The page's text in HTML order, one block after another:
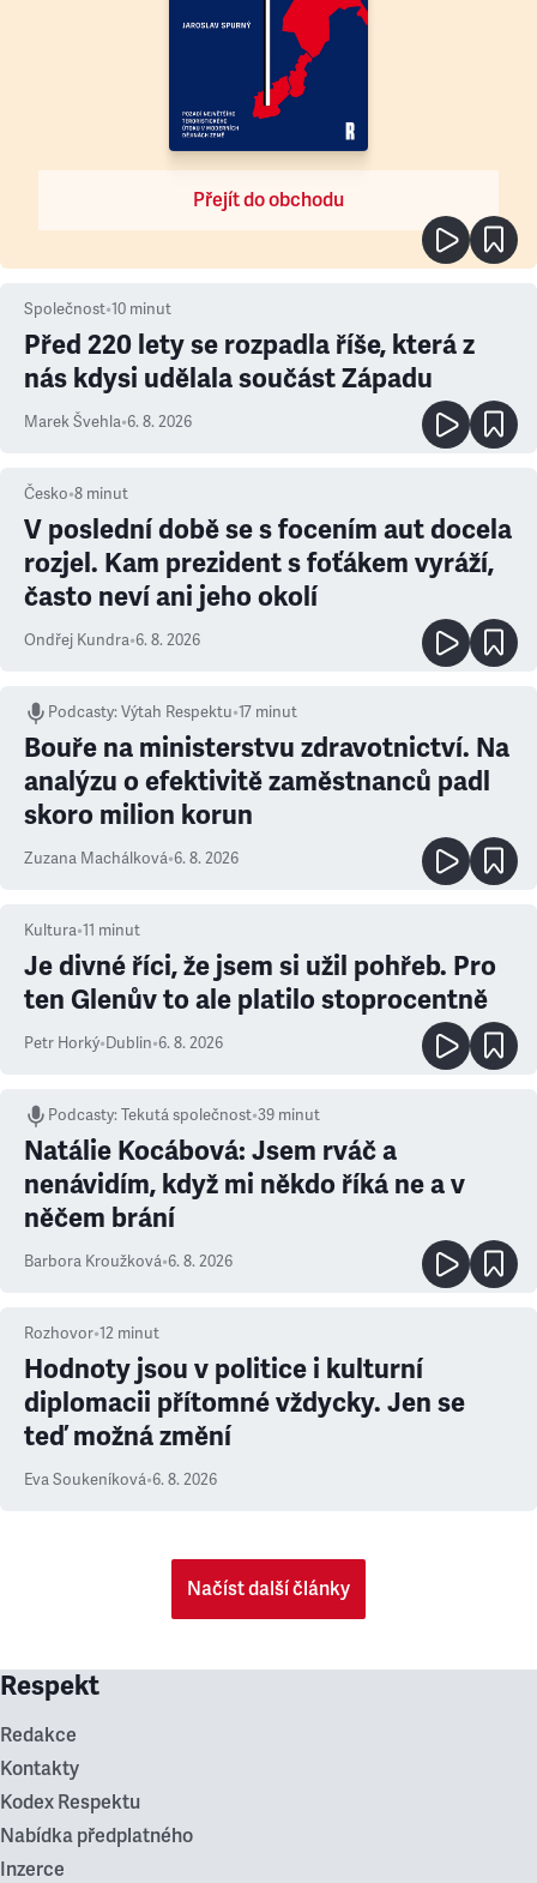
Přejít do obchodu
Společnost•10 minut
Před 220 lety se rozpadla říše, která z
nás kdysi udělala součást Západu
Marek Švehla•6. 8. 2026
Česko•8 minut
V poslední době se s focením aut docela
rozjel. Kam prezident s foťákem vyráží,
často neví ani jeho okolí
Ondřej Kundra•6. 8. 2026
Podcasty:Výtah Respektu•17 minut
Bouře na ministerstvu zdravotnictví. Na
analýzu o efektivitě zaměstnanců padl
skoro milion korun
Zuzana Machálková•6. 8. 2026
Kultura•11 minut
Je divné říci, že jsem si užil pohřeb. Pro
ten Glenův to ale platilo stoprocentně
Petr Horký•Dublin•6. 8. 2026
Podcasty:Tekutá společnost•39 minut
Natálie Kocábová: Jsem rváč a
nenávidím, když mi někdo říká ne a v
něčem brání
Barbora Kroužková•6. 8. 2026
Rozhovor•12 minut
Hodnoty jsou v politice i kulturní
diplomacii přítomné vždycky. Jen se
teď možná změní
Eva Soukeníková•6. 8. 2026
Načíst další články
Respekt
Redakce
Kontakty
Kodex Respektu
Nabídka předplatného
Inzerce